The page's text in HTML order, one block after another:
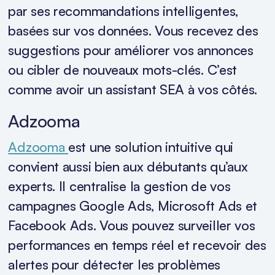
par ses recommandations intelligentes,
basées sur vos données. Vous recevez des
suggestions pour améliorer vos annonces
ou cibler de nouveaux mots-clés. C’est
comme avoir un assistant SEA à vos côtés.
Adzooma
Adzooma est une solution intuitive qui
convient aussi bien aux débutants qu’aux
experts. Il centralise la gestion de vos
campagnes Google Ads, Microsoft Ads et
Facebook Ads. Vous pouvez surveiller vos
performances en temps réel et recevoir des
alertes pour détecter les problèmes